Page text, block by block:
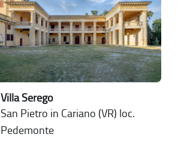
Villa Serego
San Pietro in Cariano (VR) loc.
Pedemonte